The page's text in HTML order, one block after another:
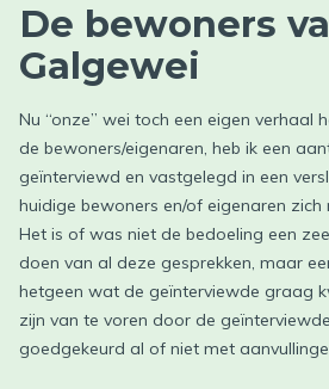
De bewoners
Galgewei
Nu “onze” wei toch een eigen verhaal
de bewoners/eigenaren, heb ik een
geïnterviewd en vastgelegd in een
huidige bewoners en/of eigenaren zich
Het is of was niet de bedoeling een
doen van al deze gesprekken, maar
hetgeen wat de geïnterviewde graag
zijn van te voren door de
goedgekeurd al of niet met